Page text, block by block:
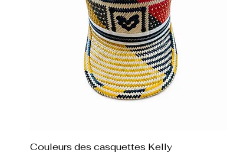
Aperçu rapide
Couleurs des casquettes Kelly